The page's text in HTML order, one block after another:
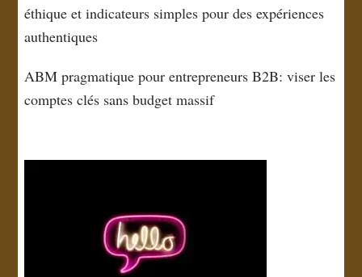
éthique et indicateurs simples pour des expériences
authentiques
ABM pragmatique pour entrepreneurs B2B: viser les
comptes clés sans budget massif